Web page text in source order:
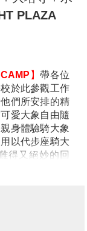
乘長尾船遊覽
、內戰、軍隊
，是拍照打卡
麗且充滿宗教
充滿寧靜與文
的玉佛寺，從在
1977年，在一
佛塔中隱藏有
清萊府。玉佛
南邦府供奉三
永珍恭送往曼
多年了，成為
被供奉在曼谷
HOTEL 或 AE
－天
LAND OF